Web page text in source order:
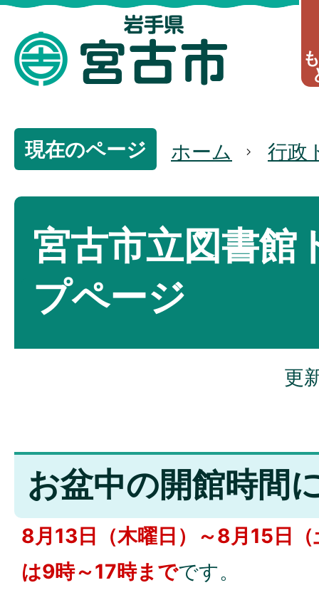
現在のページ ホーム 行政
宮古市立図書館
プページ
更
お盆中の開館時間
8月13日（木曜日）～8月15日
は9時～17時までです。